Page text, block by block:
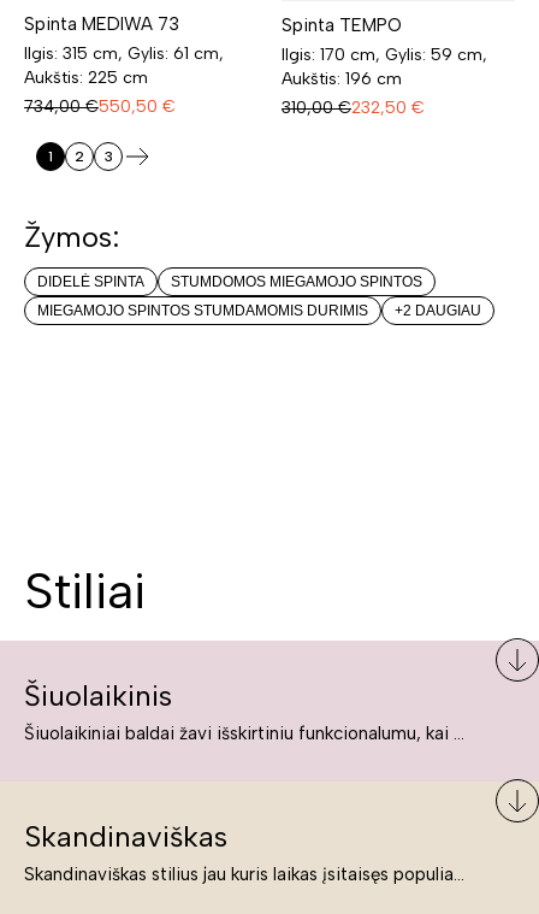
Spinta MEDIWA 73
Ilgis: 315 cm, Gylis: 61 cm,
Aukštis: 225 cm
734,00 €550,50 €
Spinta TEMPO
Ilgis: 170 cm, Gylis: 59 cm,
Aukštis: 196 cm
310,00 €232,50 €
1 2 3
Žymos:
DIDELĖ SPINTA
STUMDOMOS MIEGAMOJO SPINTOS
MIEGAMOJO SPINTOS STUMDAMOMIS DURIMIS
+2 DAUGIAU
Stiliai
Šiuolaikinis
Šiuolaikiniai baldai žavi išskirtiniu funkcionalumu, kai kurie jų pelnytai net pavadinami meno kūriniais, nes jie tikrai yra išskirtiniai, originalūs ir puikiai atliepiantys į šiuolaikinių žmonių poreikius bei gyvenimo būdo ypatumus.
Skandinaviškas
Skandinaviškas stilius jau kuris laikas įsitaisęs populiariausiųjų sąraše. Namai, butai labai dažnai įrengiami remiantis būtent šio stiliaus ypatumais. Dėl švelnių spalvų, praktiškumo ir estetikos jis masina tuos, kurie neabejingi šviesiem ar neutralių spalvų koloritui, paprastumui, funkcionalumui, natūralumui ir stilingai estetikai. Platų skandinaviškų baldų spektrą rasite „Deinavos baldų“ asortimente.